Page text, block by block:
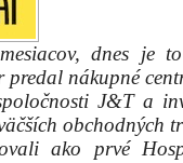
dnes je
nákupné
J&T a
obchodných
ako prvé